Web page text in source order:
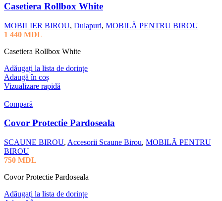
Casetiera Rollbox White
MOBILIER BIROU, Dulapuri, MOBILĂ PENTRU BIROU
1 440 MDL
Casetiera Rollbox White
Adăugați la lista de dorințe
Adaugă în coș
Vizualizare rapidă
Compară
Covor Protectie Pardoseala
SCAUNE BIROU, Accesorii Scaune Birou, MOBILĂ PENTRU
BIROU
750 MDL
Covor Protectie Pardoseala
Adăugați la lista de dorințe